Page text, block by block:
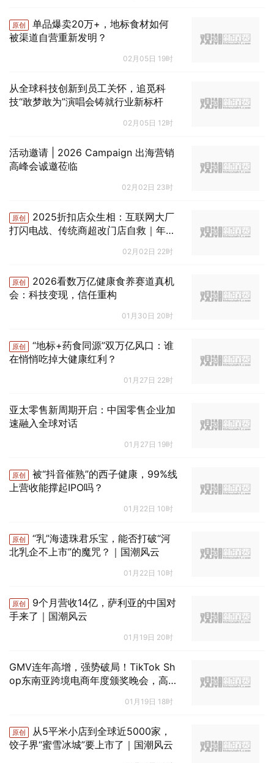
原创
单品爆卖20万+，地标食材如何
被渠道自营重新发明？
02月05日 19时
从全球科技创新到员工关怀，追觅科
技“敢梦敢为”演唱会铸就行业新标杆
02月05日 12时
活动邀请 | 2026 Campaign 出海营销
高峰会诚邀莅临
02月02日 23时
原创
2025折扣店众生相：互联网大厂
打闪电战、传统商超改门店自救｜年终
02月02日 22时
原创
2026看数万亿健康食养赛道真机
会：科技变现，信任重构
01月30日 20时
原创
“地标+药食同源”双万亿风口：谁
在悄悄吃掉大健康红利？
01月27日 22时
亚太零售新周期开启：中国零售企业加
速融入全球对话
01月27日 19时
原创
被“抖音催熟”的西子健康，99%线
上营收能撑起IPO吗？
01月22日 10时
原创
“乳”海遗珠君乐宝，能否打破“河
北乳企不上市”的魔咒？｜国潮风云
01月22日 10时
原创
9个月营收14亿，萨利亚的中国对
手来了｜国潮风云
01月19日 20时
GMV连年高增，强势破局！TikTok Sh
op东南亚跨境电商年度颁奖晚会，高
01月19日 18时
原创
从5平米小店到全球近5000家，
饺子界“蜜雪冰城”要上市了｜国潮风云